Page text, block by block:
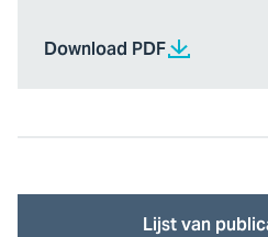
Download PDF
Lijst van